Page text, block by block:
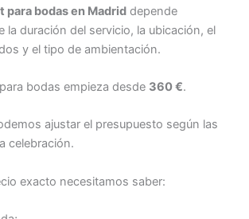
para bodas en Madrid depende
la duración del servicio, la ubicación, el
y el tipo de ambientación.
bodas empieza desde 360 €.
ajustar el presupuesto según las
celebración.
exacto necesitamos saber: